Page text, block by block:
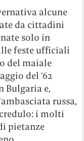
alcune
da cittadini
solo in
feste ufficiali
del maiale
del ’62
Bulgaria e,
russa,
i molti
pietanze